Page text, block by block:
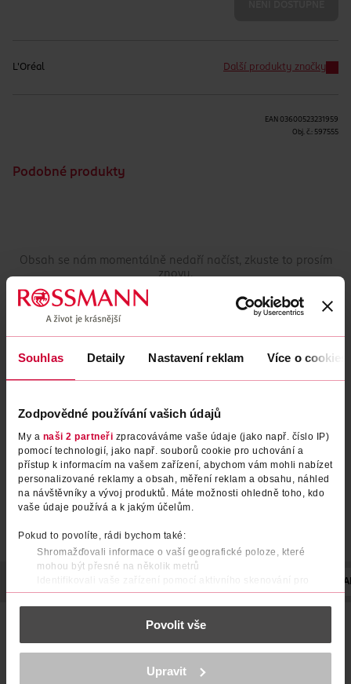
Souhlas Detaily Nastavení reklam Více o cookies
Zodpovědné používání vašich údajů
My a naši 2 partneři zpracováváme vaše údaje (jako např. číslo IP)
pomocí technologií, jako např. souborů cookie pro uchování a
přístup k informacím na vašem zařízení, abychom vám mohli nabízet
personalizované reklamy a obsah, měření reklam a obsahu, náhled
na návštěvníky a vývoj produktů. Máte možnosti ohledně toho, kdo
vaše údaje používá a k jakým účelům.
Pokud to povolíte, rádi bychom také:
Shromažďovali informace o vaší geografické poloze, které
mohou být přesné na několik metrů
Identifikovali vaše zařízení pomocí aktivního skenování pro
konkrétní charakteristiky (otisk prstu)
Zjistěte více o tom, jak zpracováváme vaše osobní údaje, a nastavte
části s podrobnostmi . Svůj souhlas můžete kdykoliv
K provozu stránek, personalizaci obsahu a reklam, funkcí sociálních
médií, analýze návštěvnosti, které mohou nést osobní údaje.
Povolit vše
Upravit
L'Oréal Další produkty značky
EAN 03600523231959
Obj. č.: 597555
Podobné produkty
Obsah se nám momentálně nedaří načíst, zkuste to prosím
znovu.
STUPEŇ
Postupem času Vaše vlasy ztrácejí na vitalitě a Vaše barva
zářivá, intenzivní, jednoduše nádherná.